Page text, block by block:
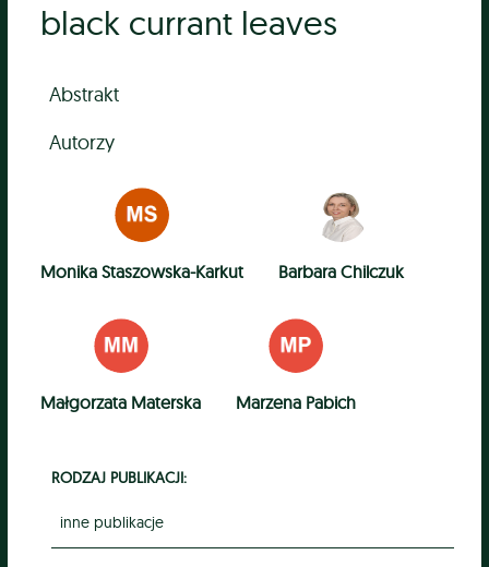
black currant leaves
Abstrakt
Autorzy
Monika Staszowska-Karkut Barbara Chilczuk
Małgorzata Materska Marzena Pabich
RODZAJ PUBLIKACJI:
inne publikacje